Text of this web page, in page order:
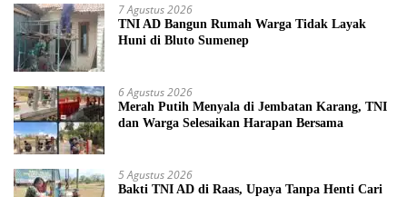
7 Agustus 2026
TNI AD Bangun Rumah Warga Tidak Layak
Huni di Bluto Sumenep
6 Agustus 2026
Merah Putih Menyala di Jembatan Karang, TNI
dan Warga Selesaikan Harapan Bersama
5 Agustus 2026
Bakti TNI AD di Raas, Upaya Tanpa Henti Cari